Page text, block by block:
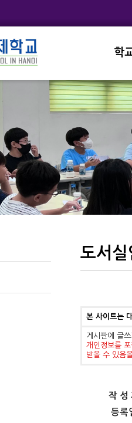
학
교
학
학
학
학
도서실
본 사이트는
게시판에 글
개인정보를
받을 수 있음
작 성
등록